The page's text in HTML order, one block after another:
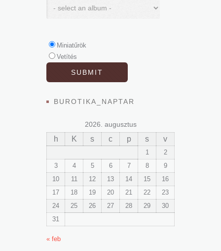
Miniatűrök
Vetítés
BUROTIKA_NAPTAR
2026. augusztus
h K s c p s v
1
2
3
4 5 6 7 8
9
10
11 12 13 14 15
16
17
18 19 20 21 22
23
24
25 26 27 28 29
30
31
« feb